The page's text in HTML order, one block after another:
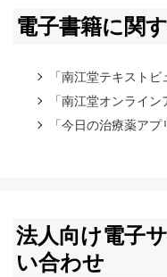
電子書籍に関
「南江堂テキスト
「南江堂オンライ
「今日の治療薬ア
法人向け電子
い合わせ